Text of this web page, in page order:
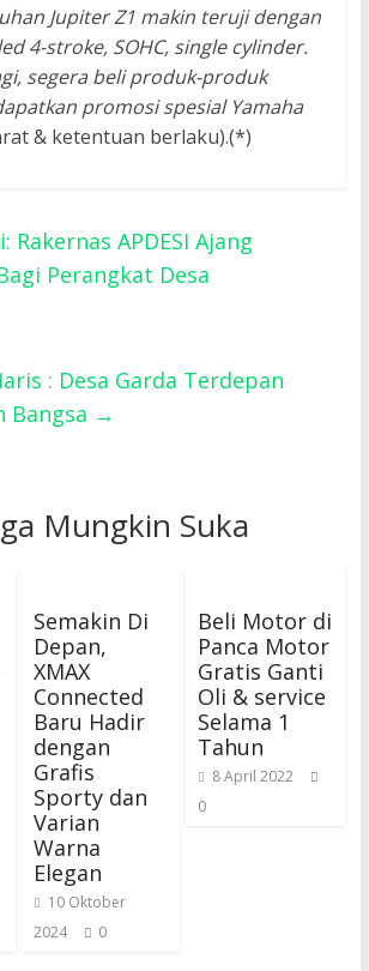
Jupiter Z1 makin teruji dengan
4-stroke, SOHC, single cylinder.
segera beli produk-produk
promosi spesial Yamaha
& ketentuan berlaku).(*)
Rakernas APDESI Ajang
Perangkat Desa
: Desa Garda Terdepan
Bangsa →
Mungkin Suka
Semakin Di
Depan,
XMAX
Connected
Baru Hadir
dengan
Grafis
Sporty dan
Varian
Warna
Elegan
10 Oktober
2024
0
Beli Motor di
Panca Motor
Gratis Ganti
Oli & service
Selama 1
Tahun
8 April 2022
0